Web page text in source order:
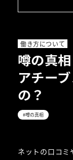
働き方について
噂の真
アチー
の？
#噂の真相
ネットの口コミ